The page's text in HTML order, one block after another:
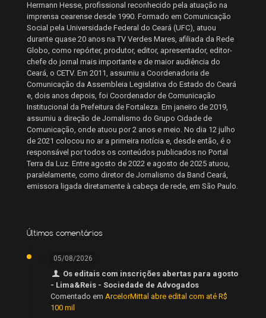
Hermann Hesse, profissional reconhecido pela atuação na
imprensa cearense desde 1990. Formado em Comunicação
Social pela Universidade Federal do Ceará (UFC), atuou
durante quase 20 anos na TV Verdes Mares, afiliada da Rede
Globo, como repórter, produtor, editor, apresentador, editor-
chefe do jornal mais importante e de maior audiência do
Ceará, o CETV. Em 2011, assumiu a Coordenadoria de
Comunicação da Assembleia Legislativa do Estado do Ceará
e, dois anos depois, foi Coordenador de Comunicação
Institucional da Prefeitura de Fortaleza. Em janeiro de 2019,
assumiu a direção de Jornalismo do Grupo Cidade de
Comunicação, onde atuou por 2 anos e meio. No dia 12 julho
de 2021 colocou no ar a primeira notícia e, desde então, é o
responsável por todos os conteúdos publicados no Portal
Terra da Luz. Entre agosto de 2022 e agosto de 2025 atuou,
paralelamente, como diretor de Jornalismo da Band Ceará,
emissora ligada diretamente à cabeça de rede, em São Paulo.
Últimos comentários
05/08/2026
Os editais com inscrições abertas para agosto
- Lima&Reis - Sociedade de Advogados
Comentado em ArcelorMittal abre edital com até R$
100 mil